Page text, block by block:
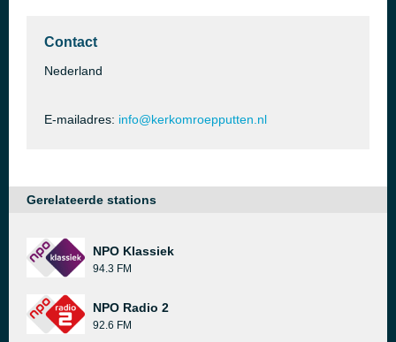
Contact
Nederland
E-mailadres: info@kerkomroepputten.nl
Gerelateerde stations
NPO Klassiek
94.3 FM
NPO Radio 2
92.6 FM